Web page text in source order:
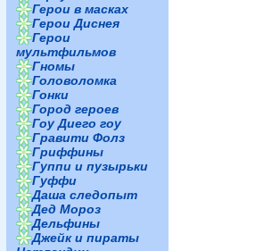
Герои в масках
Герои Диснея
Герои
мультфильмов
Гномы
Головоломка
Гонки
Город героев
Гоу Диего гоу
Гравити Фолз
Гриффины
Гуппи и пузырьки
Гуффи
Даша следопыт
Дед Мороз
Дельфины
Джейк и пираты